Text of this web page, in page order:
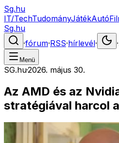
Sg.hu
IT/TechTudományJátékAutó
Sg.hu
·fórum·RSS·hírlevél· ·
Menü
SG.hu·2026. május 30.
Az AMD és az
stratégiával harcol